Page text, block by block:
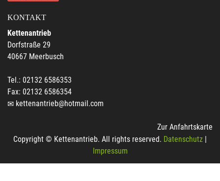
KONTAKT
Kettenantrieb
Dorfstraße 29
40667 Meerbusch
Tel.: 02132 6586353
Fax: 02132 6586354
kettenantrieb@hotmail.com
Zur Anfahrtskarte
Copyright © Kettenantrieb. All rights reserved. Datenschutz |
Impressum